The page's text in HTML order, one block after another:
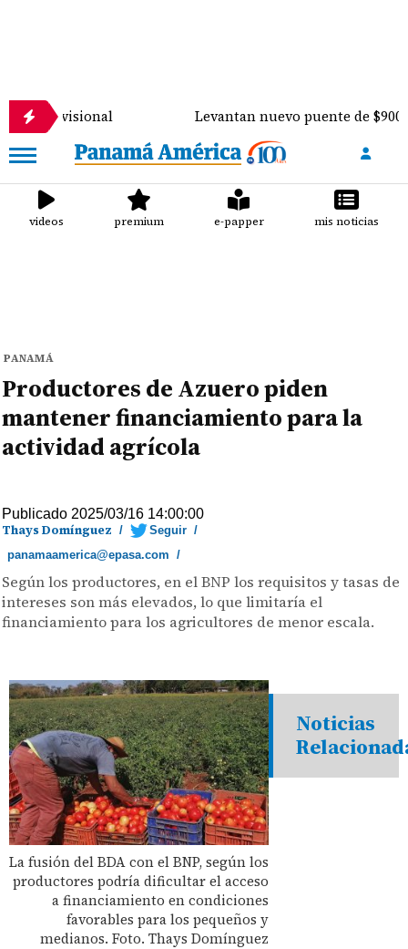
Levantan nuevo puente de $900 mil
videos premium e-papper mis noticias
PANAMÁ
Productores de Azuero piden
mantener financiamiento para la
actividad agrícola
Publicado 2025/03/16 14:00:00
Thays Domínguez / Seguir /
panamaamerica@epasa.com /
Según los productores, en el BNP los requisitos y tasas de
intereses son más elevados, lo que limitaría el
financiamiento para los agricultores de menor escala.
La fusión del BDA con el BNP, según los
productores podría dificultar el acceso
a financiamiento en condiciones
favorables para los pequeños y
medianos. Foto. Thays Domínguez
Noticias